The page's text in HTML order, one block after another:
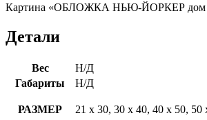
Картина «ОБЛОЖКА НЬЮ-ЙОРКЕР дом
Детали
Вес
Н/Д
Габариты
Н/Д
РАЗМЕР 21 х 30, 30 х 40, 40 х 50, 50